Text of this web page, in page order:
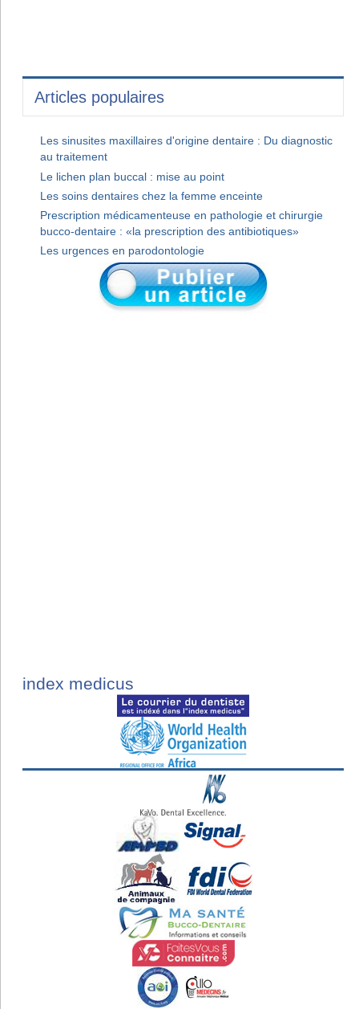
Articles populaires
Les sinusites maxillaires d'origine dentaire : Du diagnostic
au traitement
Le lichen plan buccal : mise au point
Les soins dentaires chez la femme enceinte
Prescription médicamenteuse en pathologie et chirurgie
bucco-dentaire : «la prescription des antibiotiques»
Les urgences en parodontologie
index medicus